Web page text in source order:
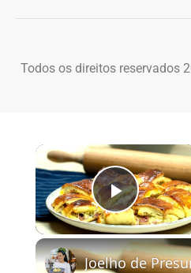
Todos os direitos reservados
×
Play